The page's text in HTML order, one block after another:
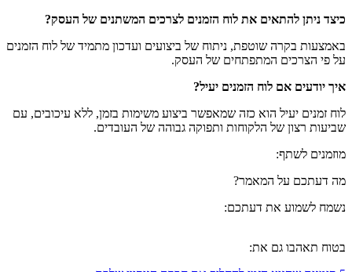
כיצד ניתן להתאים את לוח הזמנים לצרכים המשתנים של העסק?
באמצעות בקרה שוטפת, ניתוח של ביצועים ועדכון מתמיד של לוח הזמנים
על פי הצרכים המתפתחים של העסק.
איך יודעים אם לוח הזמנים יעיל?
לוח זמנים יעיל הוא כזה שמאפשר ביצוע משימות בזמן, ללא עיכובים, עם
שביעות רצון של הלקוחות ותפוקה גבוהה של העובדים.
מוזמנים לשתף:
מה דעתכם על המאמר?
נשמח לשמוע את דעתכם:
בטוח תאהבו גם את: